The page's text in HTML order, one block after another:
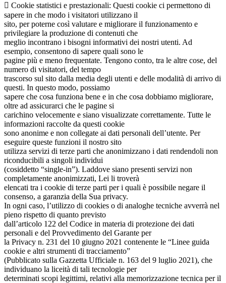
 Cookie statistici e prestazionali: Questi cookie ci permettono di
sapere in che modo i visitatori utilizzano il
sito, per poterne così valutare e migliorare il funzionamento e
privilegiare la produzione di contenuti che
meglio incontrano i bisogni informativi dei nostri utenti. Ad
esempio, consentono di sapere quali sono le
pagine più e meno frequentate. Tengono conto, tra le altre cose, del
numero di visitatori, del tempo
trascorso sul sito dalla media degli utenti e delle modalità di arrivo di
questi. In questo modo, possiamo
sapere che cosa funziona bene e in che cosa dobbiamo migliorare,
oltre ad assicurarci che le pagine si
carichino velocemente e siano visualizzate correttamente. Tutte le
informazioni raccolte da questi cookie
sono anonime e non collegate ai dati personali dell’utente. Per
eseguire queste funzioni il nostro sito
utilizza servizi di terze parti che anonimizzano i dati rendendoli non
riconducibili a singoli individui
(cosiddetto “single-in”). Laddove siano presenti servizi non
completamente anonimizzati, Lei li troverà
elencati tra i cookie di terze parti per i quali è possibile negare il
consenso, a garanzia della Sua privacy.
In ogni caso, l’utilizzo di cookies o di analoghe tecniche avverrà nel
pieno rispetto di quanto previsto
dall’articolo 122 del Codice in materia di protezione dei dati
personali e del Provvedimento del Garante per
la Privacy n. 231 del 10 giugno 2021 contenente le “Linee guida
cookie e altri strumenti di tracciamento”
(Pubblicato sulla Gazzetta Ufficiale n. 163 del 9 luglio 2021), che
individuano la liceità di tali tecnologie per
determinati scopi legittimi, relativi alla memorizzazione tecnica per il